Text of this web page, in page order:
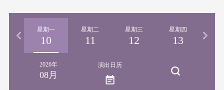
星期一
10
星期二
11
星期三
12
星期四
13
2026年
08月
演出日历